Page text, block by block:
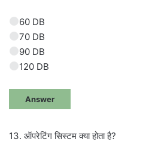
60 DB
70 DB
90 DB
120 DB
Answer
13. ऑपरेटिंग सिस्टम क्या होता है?